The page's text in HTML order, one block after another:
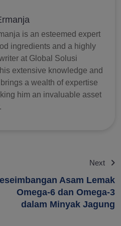
is an esteemed expert
ingredients and a highly
at Global Solusi
extensive knowledge and
a wealth of expertise
him an invaluable asset
Next
Asam Lemak
Omega-6 dan Omega-3
dalam Minyak Jagung